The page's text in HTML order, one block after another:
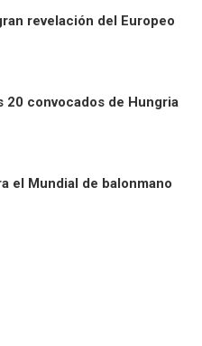
revelación del Europeo
20 convocados de Hungria
el Mundial de balonmano